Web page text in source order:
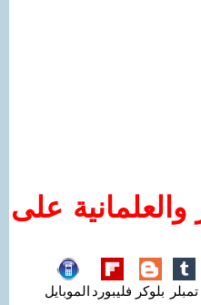
على
تمبلر بلوكر فليبورد الموبايل